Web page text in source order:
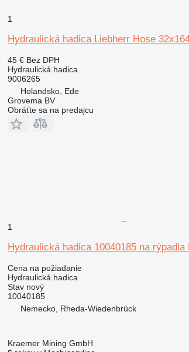
1
Hydraulická hadica Liebherr Hose
45 € Bez DPH
Hydraulická hadica
9006265
Holandsko, Ede
Grovema BV
Obráťte sa na predajcu
1
Hydraulická hadica 10040185 na rýpadla
Cena na požiadanie
Hydraulická hadica
Stavnový
10040185
Nemecko, Rheda-Wiedenbrück
Kraemer Mining GmbH